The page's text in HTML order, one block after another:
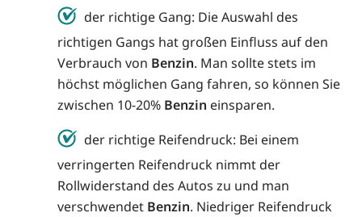
der richtige Gang: Die Auswahl des
richtigen Gangs hat großen Einfluss auf den
Verbrauch von Benzin. Man sollte stets im
höchst möglichen Gang fahren, so können Sie
zwischen 10-20% Benzin einsparen.
der richtige Reifendruck: Bei einem
verringerten Reifendruck nimmt der
Rollwiderstand des Autos zu und man
verschwendet Benzin. Niedriger Reifendruck